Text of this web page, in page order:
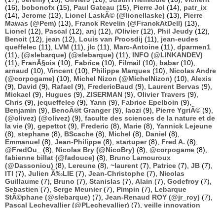
(16), bobonofx (15), Paul Gateau (15), Pierre Jol (14), patr_ix
(14), Jerome (13), Lionel LaskÃ© (@lionellaske) (13), Pierre
Mawas (@Pem) (13), Franck Revelin (@FranckAtDell) (13),
Lionel (12), Pascal (12), anj (12), /Olivier(12), Phil Jeudy (12),
Benoit (12), jean (12), Louis van Proosdij (11), jean-eudes
queffelec (11), LVM (11), jlc (11), Marc-Antoine (11), dparmen1
(11), (@slebarque) (@slebarque) (11), INFO (@LINKANDEV)
(11), FranÃ§ois (10), Fabrice (10), Filmail (10), babar(10),
arnaud (10), Vincent (10), Philippe Marques (10), Nicolas Andre
(@corpogame) (10), Michel Nizon (@MichelNizon) (10), Alexis
(9), David (9), Rafael (9), FredericBaud (9), Laurent Bervas (9),
Mickael (9), Hugues (9), ZISERMAN (9), Olivier Travers (9),
Chris (9), jequeffelec (9), Yann (9), Fabrice Epelboin (9),
Benjamin (9), BenoÃ®t Granger(9), laozi (9), Pierre YgriÃ© (9),
(@olivez) (@olivez) (9), faculte des sciences de la nature et de
la vie (9), gepettot (9), Frederic (8), Marie (8), Yannick Lejeune
(8), stephane (8), BScache (8), Michel (8), Daniel (8),
Emmanuel (8), Jean-Philippe (8), startuper(8), Fred A. (8),
@FredOu_
(8), Nicolas Bry (@NicoBry) (8), @corpogame (8),
fabienne billat (@fadouce) (8), Bruno Lamouroux
(@Dassoniou) (8), Lereune (8), ~laurent (7), Patrice (7), JB (7),
ITI (7), Julien Ã‰LIE (7), Jean-Christophe (7), Nicolas
Guillaume (7), Bruno (7), Stanislas (7), Alain (7), Godefroy (7),
Sebastien (7), Serge Meunier(7), Pimpin (7), Lebarque
StÃ©phane (@slebarque) (7), Jean-Renaud ROY (@jr_roy) (7),
Pascal Lechevallier (@PLechevallier) (7), veille innovation